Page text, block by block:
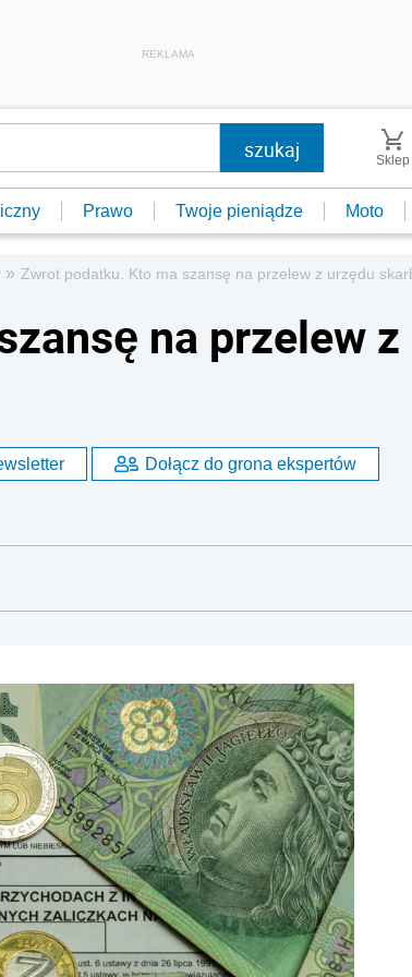
REKLAMA
Sklep
Prawo Twoje pieniądze Moto
» Zwrot podatku. Kto ma szansę na przelew z urzędu
na przelew z
Dołącz do grona ekspertów